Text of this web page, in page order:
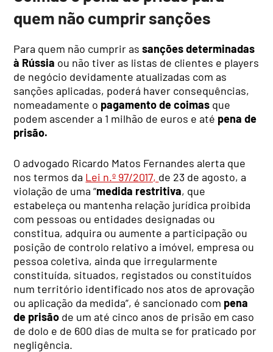
quem não cumprir sanções
Para quem não cumprir assanções determinadas
à Rússia ou não tiver as listas de clientes e players
de negócio devidamente atualizadas com as
sanções aplicadas, poderá haver consequências,
nomeadamente o pagamento de coimas que
podem ascender a 1 milhão de euros e até pena de
prisão.
O advogado Ricardo Matos Fernandes alerta que
nos termos da Lei n.º 97/2017, de 23 de agosto, a
violação de uma “medida restritiva, que
estabeleça ou mantenha relação jurídica proibida
com pessoas ou entidades designadas ou
constitua, adquira ou aumente a participação ou
posição de controlo relativo a imóvel, empresa ou
pessoa coletiva, ainda que irregularmente
constituída, situados, registados ou constituídos
num território identificado nos atos de aprovação
ou aplicação da medida”, é sancionado com pena
de prisão de um até cinco anos de prisão em caso
de dolo e de 600 dias de multa se for praticado por
negligência.